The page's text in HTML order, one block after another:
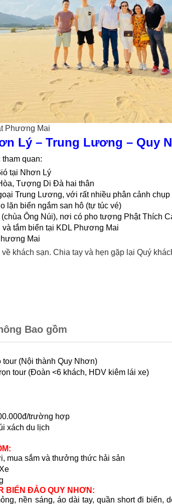
Phương Mai
Lý – Trung Lương – Quy
tham quan:
tại Nhơn Lý
Tượng Di Đà hai thân
Trung Lương, với rất nhiều phân cảnh chụp
lặn biển ngắm san hô (tự túc vé)
Ông Núi), nơi có pho tượng Phật Thích
tắm biển tại KDL Phương Mai
Mai​
khách sạn. Chia tay và hẹn gặp lại Quý
Bao gồm
tour (Nội thành Quy Nhơn)
tour (Đoàn <6 khách, HDV kiêm lái xe)
trường hợp
xách du lịch
mua sắm và thưởng thức hải sản
BIỂN ĐẢO QUY NHƠN:
nền sáng, áo dài tay, quần short đi biển,